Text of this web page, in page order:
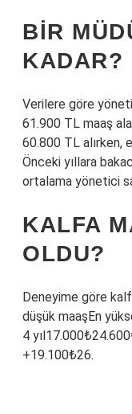
BIR
KADAR?
Verilere göre
61.900 TL maaş
60.800 TL alırken,
Önceki yıllara
ortalama yönetici
KALFA
OLDU?
Deneyime göre
düşük maaşEn
4
+19.100₺26.